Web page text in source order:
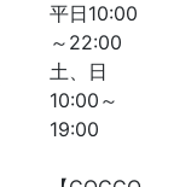
平日10:00
～22:00
土、日
10:00～
19:00